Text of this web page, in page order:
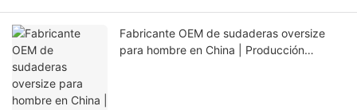
Fabricante OEM de sudaderas oversize
para hombre en China | Producción